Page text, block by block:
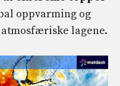
oppvarming og
lagene.